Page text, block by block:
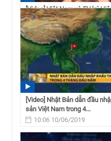
[Video] Việt Nam và EU ký
và EVIPA
13:46 02/07/2019
[Video] Nhật Bản dẫn đầu
sản Việt Nam trong 4...
10:06 10/06/2019